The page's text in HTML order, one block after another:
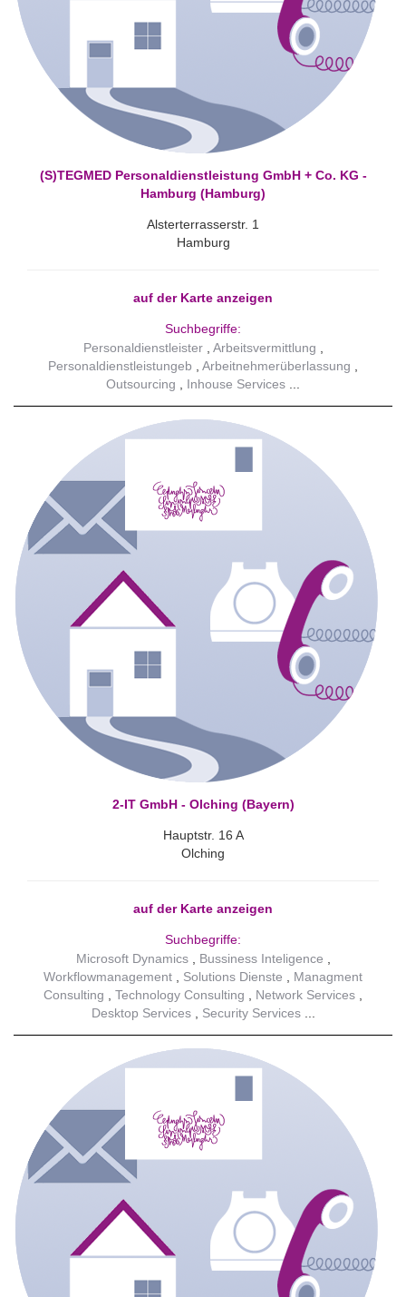
(S)TEGMED Personaldienstleistung GmbH + Co. KG -
Hamburg (Hamburg)
Alsterterrasserstr. 1
Hamburg
auf der Karte anzeigen
Suchbegriffe:
Personaldienstleister
Arbeitsvermittlung
Personaldienstleistungeb
Arbeitnehmerüberlassung
Outsourcing
Inhouse Services
2-IT GmbH - Olching (Bayern)
Hauptstr. 16 A
Olching
auf der Karte anzeigen
Suchbegriffe:
Microsoft Dynamics
Bussiness Inteligence
Workflowmanagement
Solutions Dienste
Managment
Consulting
Technology Consulting
Network Services
Desktop Services
Security Services